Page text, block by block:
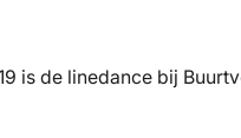
is de linedance bij